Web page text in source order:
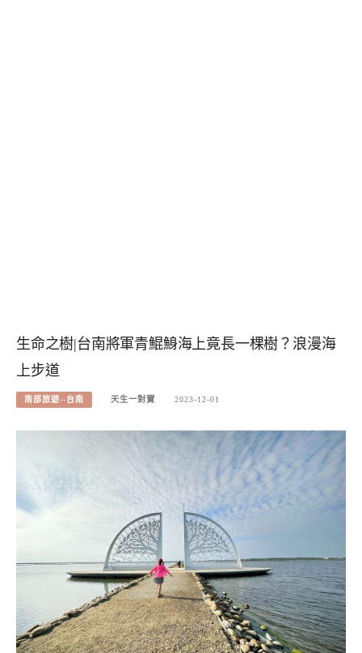
生命之樹|台南將軍青鯤鯓海上竟長一棵樹？浪漫海
上步道
南部旅遊--台南 天生一對寶 2023-12-01